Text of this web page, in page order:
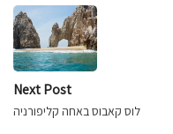
Next Post
לוס קאבוס באחה קליפורניה